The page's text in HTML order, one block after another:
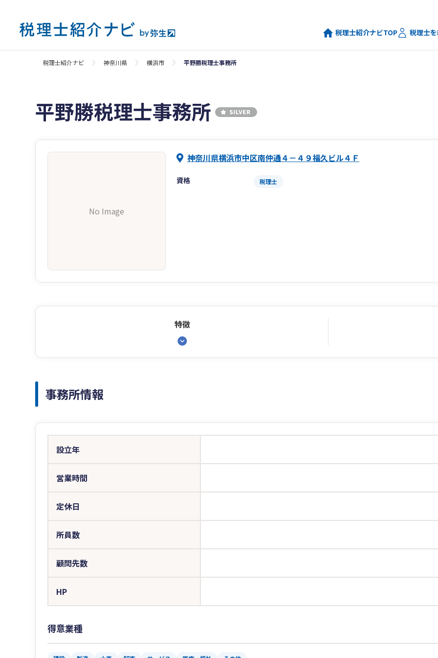
税理士紹介ナビTOP 税理士
税理士紹介ナビ 神奈川県 横浜市 平野勝税理士事務所
平野勝税理士事務所
No Image
神奈川県横浜市中区南仲通４－４９福久ビル４Ｆ
資格 税理士
特徴
事務所情報
設立年
営業時間
定休日
所員数
顧問先数
HP
得意業種